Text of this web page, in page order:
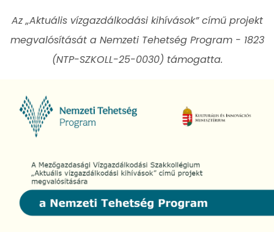
Az „Aktuális vízgazdálkodási kihívások” című projekt
megvalósítását a Nemzeti Tehetség Program - 1823
(NTP-SZKOLL-25-0030) támogatta.